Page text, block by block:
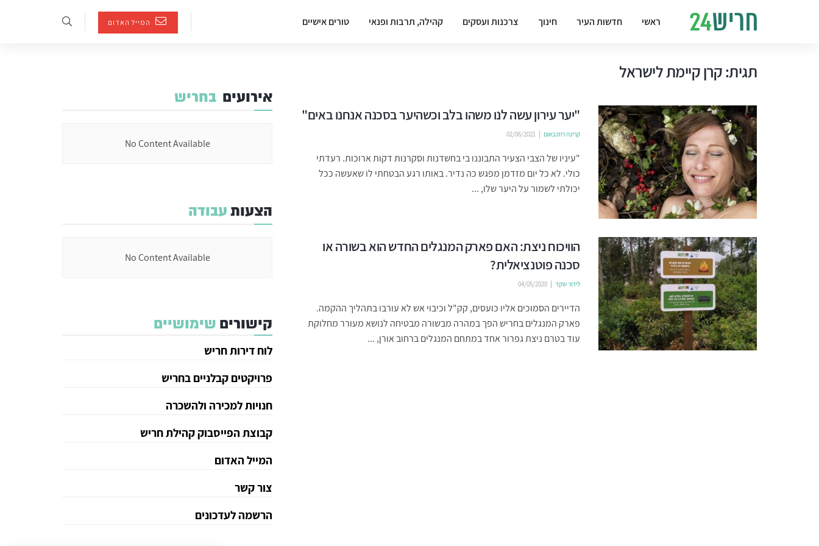
ראשי חדשות העיר חינוך צרכנות ועסקים קהילה, תרבות ופנאי טורים אישיים המייל האדום
תגית:קרן קיימת לישראל
"יער עירון עשה לנו משהו בלב וכשהיער בסכנה אנחנו באים"
קרינה רוזנבאום 02/06/2021
"עיניו של הצבי הצעיר התבוננו בי בחשדנות וסקרנות דקות ארוכות. רעדתי
כולי. לא כל יום מזדמן מפגש כה נדיר. באותו רגע הבטחתי לו שאעשה ככל
יכולתי לשמור על היער שלו, ...
הוויכוח ניצת: האם פארק המנגלים החדש הוא בשורה או
סכנה פוטנציאלית?
לידור שקד 04/05/2020
הדיירים הסמוכים אליו כועסים, קק"ל וכיבוי אש לא עורבו בתהליך ההקמה.
פארק המנגלים בחריש הפך במהרה מבשורה מבטיחה לנושא מעורר מחלוקת
עוד בטרם ניצת גפרור אחד במתחם המנגלים ברחוב אורן, ...
אירועים בחריש
No Content Available
הצעותעבודה
No Content Available
קישורים שימושיים
לוח דירות חריש
פרויקטים קבלניים בחריש
חנויות למכירה ולהשכרה
קבוצת הפייסבוק קהילת חריש
המייל האדום
צור קשר
הרשמה לעדכונים